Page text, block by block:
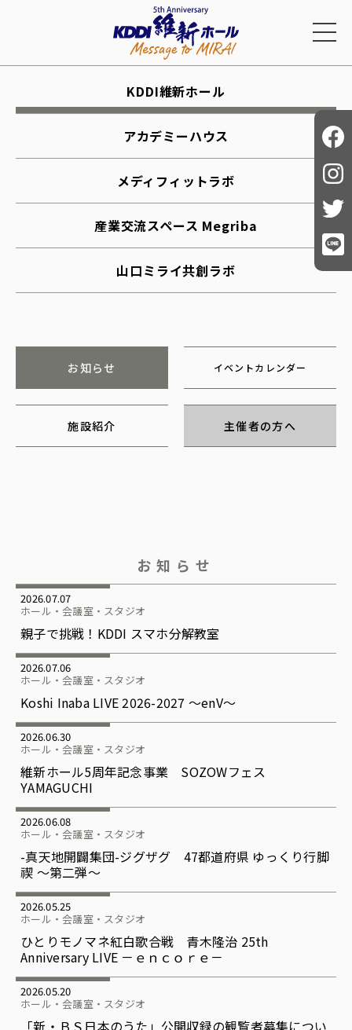
KDDI維新ホール
アカデミーハウス
メディフィットラボ
産業交流スペース Megriba
山口ミライ共創ラボ
お知らせ イベントカレンダー
施設紹介 主催者の方へ
お知らせ
2026.07.07
ホール・会議室・スタジオ
親子で挑戦！KDDI スマホ分解教室
2026.07.06
ホール・会議室・スタジオ
Koshi Inaba LIVE 2026-2027 〜enV〜
2026.06.30
ホール・会議室・スタジオ
維新ホール5周年記念事業 SOZOWフェス
YAMAGUCHI
2026.06.08
ホール・会議室・スタジオ
-真天地開闢集団-ジグザグ 47都道府県 ゆっくり行脚
禊 〜第二弾〜
2026.05.25
ホール・会議室・スタジオ
ひとりモノマネ紅白歌合戦 青木隆治 25th
Anniversary LIVE －ｅｎｃｏｒｅ－
2026.05.20
ホール・会議室・スタジオ
「新・ＢＳ日本のうた」公開収録の観覧者募集につい